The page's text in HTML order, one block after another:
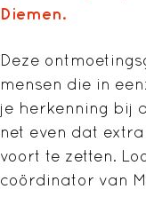
Diemen.
Deze
mensen die in
je herkenning bij
net even dat
voort te zetten.
coördinator van